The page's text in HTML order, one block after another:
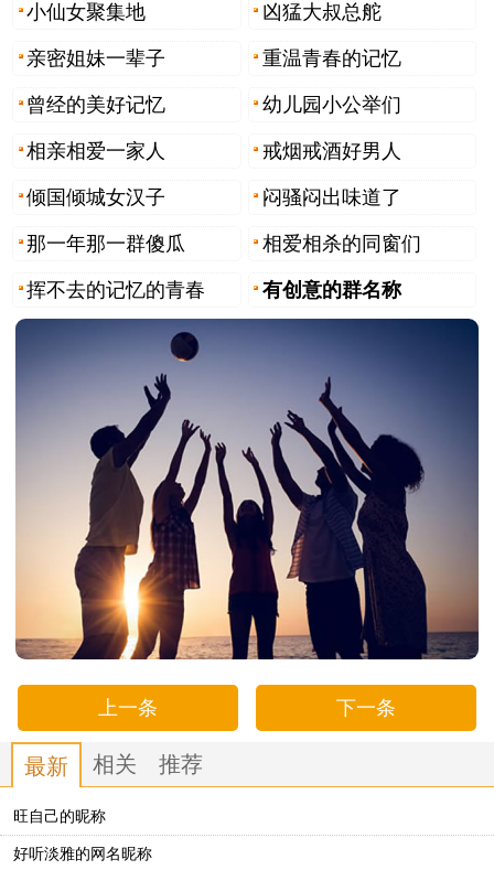
小仙女聚集地 凶猛大叔总舵
亲密姐妹一辈子 重温青春的记忆
曾经的美好记忆 幼儿园小公举们
相亲相爱一家人 戒烟戒酒好男人
倾国倾城女汉子 闷骚闷出味道了
那一年那一群傻瓜 相爱相杀的同窗们
挥不去的记忆的青春 有创意的群名称
上一条 下一条
最新 相关 推荐
旺自己的昵称
好听淡雅的网名昵称